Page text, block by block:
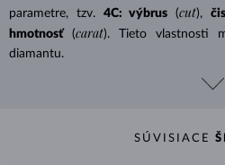
parametre, tzv.
4C: výbrus (cut),
hmotnosť
(carat). Tieto vlastnosti
diamantu.
SÚVISIACE